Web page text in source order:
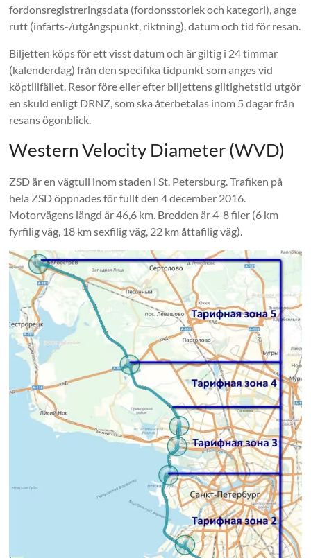
fordonsregistreringsdata (fordonsstorlek och kategori), ange
rutt (infarts-/utgångspunkt, riktning), datum och tid för resan.
Biljetten köps för ett visst datum och är giltig i 24 timmar
(kalenderdag) från den specifika tidpunkt som anges vid
köptillfället. Resor före eller efter biljettens giltighetstid utgör
en skuld enligt DRNZ, som ska återbetalas inom 5 dagar från
resans ögonblick.
Western Velocity Diameter (WVD)
ZSD är en vägtull inom staden i St. Petersburg. Trafiken på
hela ZSD öppnades för fullt den 4 december 2016.
Motorvägens längd är 46,6 km. Bredden är 4-8 filer (6 km
fyrfilig väg, 18 km sexfilig väg, 22 km åttafilig väg).